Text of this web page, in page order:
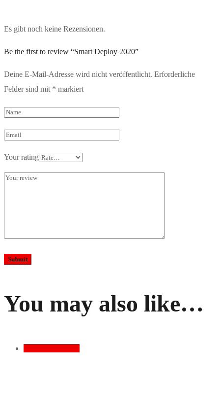
Es gibt noch keine Rezensionen.
Be the first to review “Smart Deploy 2020”
Deine E-Mail-Adresse wird nicht veröffentlicht. Erforderliche
Felder sind mit * markiert
Your rating
You may also like…